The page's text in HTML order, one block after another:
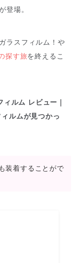
登場。
ラスフィルム！や
探す旅を終えるこ
ルム レビュー｜
ルムが見つかっ
装着することがで